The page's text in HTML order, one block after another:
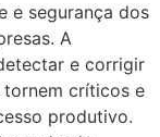
e segurança dos
A
e corrigir
tornem críticos e
produtivo.